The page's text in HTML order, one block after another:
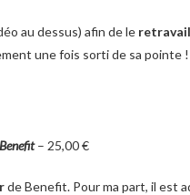
au dessus) afin de le
une fois sorti de sa pointe !
Benefit– 25,00 €
de Benefit. Pour ma part, il est